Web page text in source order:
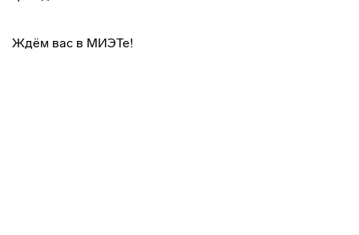
Ждём вас в МИЭТе!